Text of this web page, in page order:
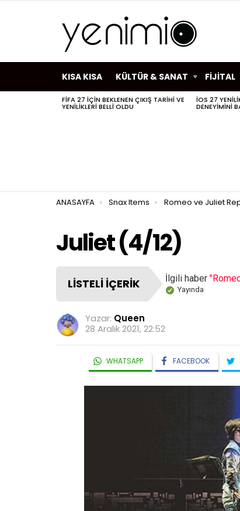
KISA KISA KÜLTÜR & SANAT FİJİTAL
SON
HABERLER
FIFA 27 IÇIN BEKLENEN ÇIKIŞ TARIHI VE
YENILIKLERI BELLI OLDU
IOS 27
DENEYIMINI
You are here:
ANASAYFA Snax Items Romeo ve Juliet
Juliet (4/12)
LISTELI İÇERIK İlgili haber
Yayında
Yazar: Queen
28 Aralık 2021, 22:52
WHATSAPP FACEBOOK